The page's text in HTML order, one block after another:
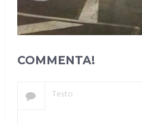
COMMENTA!